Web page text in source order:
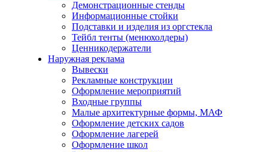
Демонстрационные стенды
Информационные стойки
Подставки и изделия из оргстекла
Тейбл тенты (менюхолдеры)
Ценникодержатели
Наружная реклама
Вывески
Рекламные конструкции
Оформление мероприятий
Входные группы
Малые архитектурные формы, МАФ
Оформление детских садов
Оформление лагерей
Оформление школ